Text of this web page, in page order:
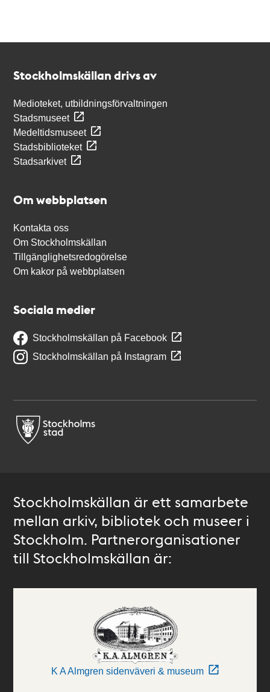
Stockholmskällan drivs av
Medioteket, utbildningsförvaltningen
Stadsmuseet
Medeltidsmuseet
Stadsbiblioteket
Stadsarkivet
Om webbplatsen
Kontakta oss
Om Stockholmskällan
Tillgänglighetsredogörelse
Om kakor på webbplatsen
Sociala medier
Stockholmskällan på Facebook
Stockholmskällan på Instagram
Stockholmskällan är ett samarbete
mellan arkiv, bibliotek och museer i
Stockholm. Partnerorganisationer
till Stockholmskällan är:
K A Almgren sidenväveri & museum